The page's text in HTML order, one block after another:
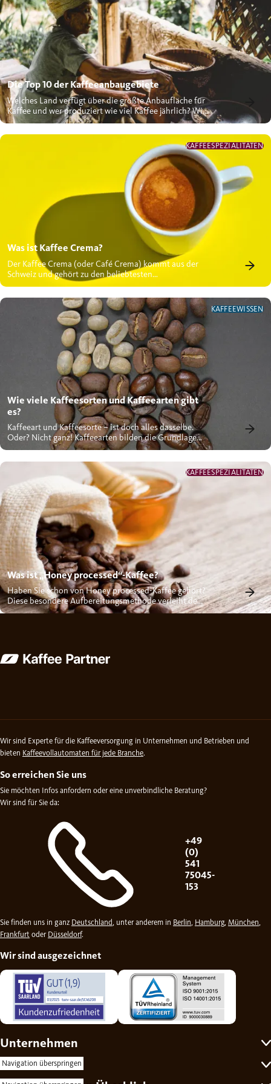
Die Top 10 der Kaffeeanbaugebiete
Welches Land verfügt über die größte Anbaufläche für
Kaffee und wer produziert wie viel Kaffee jährlich? Wir
schauen uns...
KAFFEESPEZIALITÄTEN
Was ist Kaffee Crema?
Der Kaffee Crema (oder Café Crema) kommt aus der
Schweiz und gehört zu den beliebtesten
Kaffeespezialitäten. Erfahren...
KAFFEEWISSEN
Wie viele Kaffeesorten und Kaffeearten gibt
es?
Kaffeeart und Kaffeesorte – ist doch alles dasselbe.
Oder? Nicht ganz! Kaffeearten bilden die Grundlage
für verschiedene...
KAFFEESPEZIALITÄTEN
Was ist „Honey processed“-Kaffee?
Haben Sie schon von Honey processed-Kaffee gehört?
Diese besondere Aufbereitungsmethode verleiht dem
Kaffee einen süßen,...
Wir sind Experte für die Kaffeeversorgung in Unternehmen und Betrieben und
bieten Kaffeevollautomaten für jede Branche.
So erreichen Sie uns
Sie möchten Infos anfordern oder eine unverbindliche Beratung?
Wir sind für Sie da:
+49
(0)
541
75045-
153
Sie finden uns in ganz Deutschland, unter anderem in Berlin, Hamburg,München,
Frankfurt oderDüsseldorf.
Wir sind ausgezeichnet
Unternehmen
Navigation überspringen
Self-Service